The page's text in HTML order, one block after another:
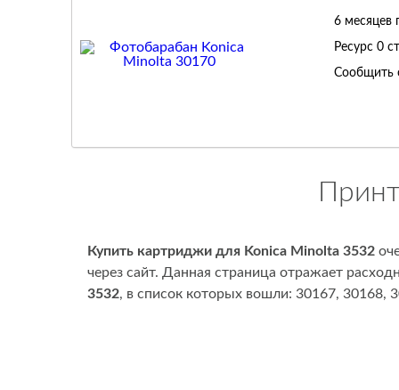
6 месяцев
Ресурс 0
Сообщить
Купить картриджи для Konica Minolta 3532
через сайт. Данная страница отражает
3532, в список которых вошли: 30167, 30168,